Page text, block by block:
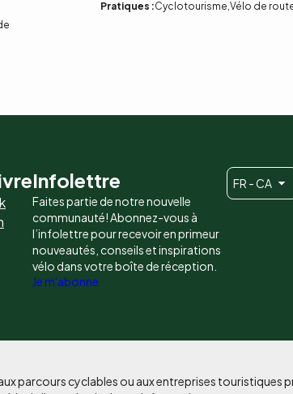
Pratiques :Cyclotourisme Vélo de
Infolettre
Faites partie de notre nouvelle
communauté! Abonnez-vous à
l’infolettre pour recevoir en primeur
nouveautés, conseils et inspirations
vélo dans votre boîte de réception.
Je m'abonne
FR - CA
parcours cyclables ou aux entreprises